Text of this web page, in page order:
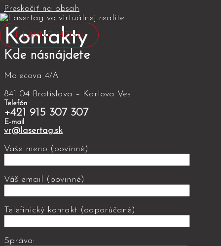
Preskočiť na obsah
HLAVNÉ MENU
Kontakty
Kde násnájdete
Molecova 4/A
841 04 Bratislava – Karlova Ves
Telefón
+421 915 307 307
E-mail
vr@lasertag.sk
Vaše meno (povinné)
Váš email (povinné)
Telefinický kontakt (odporúčané)
Správa: